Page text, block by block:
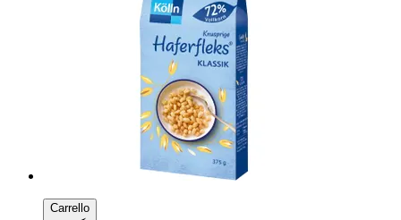
Carrello